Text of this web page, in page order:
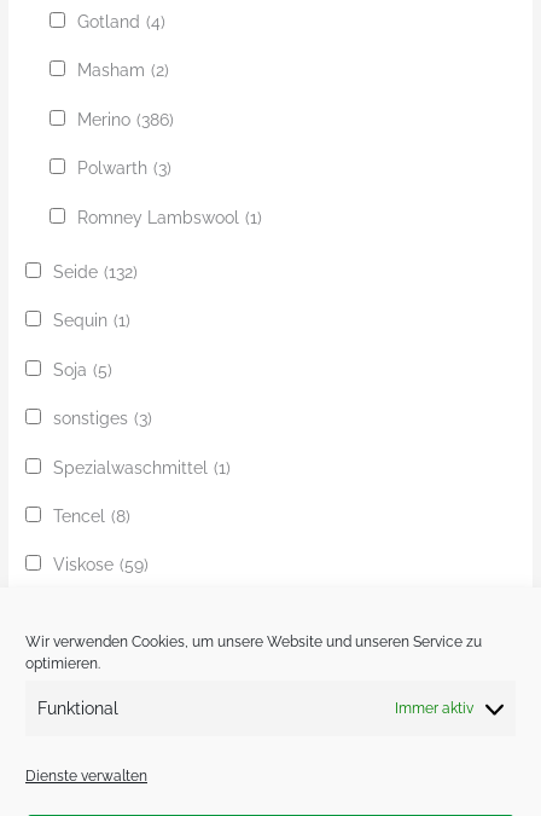
Wir verwenden Cookies, um unsere Website und unseren Service zu
optimieren.
Funktional Immer aktiv
Dienste verwalten
Gotland (4)
Masham (2)
Merino (386)
Polwarth (3)
Romney Lambswool (1)
Seide (132)
Sequin (1)
Soja (5)
sonstiges (3)
Spezialwaschmittel (1)
Tencel (8)
Viskose (59)
Ziege
Zobel (1)